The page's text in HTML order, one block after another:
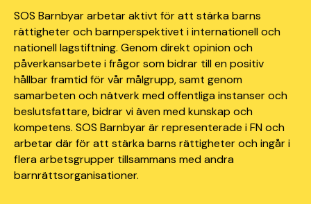
SOS Barnbyar arbetar aktivt för att stärka barns
rättigheter och barnperspektivet i internationell och
nationell lagstiftning. Genom direkt opinion och
påverkansarbete i frågor som bidrar till en positiv
hållbar framtid för vår målgrupp, samt genom
samarbeten och nätverk med offentliga instanser och
beslutsfattare, bidrar vi även med kunskap och
kompetens. SOS Barnbyar är representerade i FN och
arbetar där för att stärka barns rättigheter och ingår i
flera arbetsgrupper tillsammans med andra
barnrättsorganisationer.